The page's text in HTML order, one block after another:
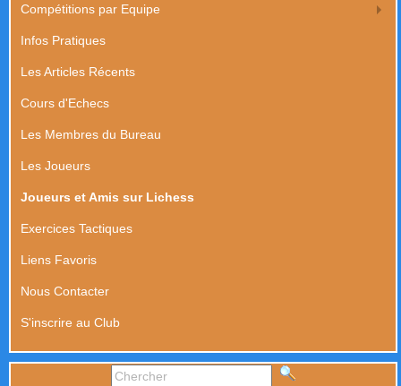
Compétitions par Equipe
Infos Pratiques
Les Articles Récents
Cours d'Echecs
Les Membres du Bureau
Les Joueurs
Joueurs et Amis sur Lichess
Exercices Tactiques
Liens Favoris
Nous Contacter
S'inscrire au Club